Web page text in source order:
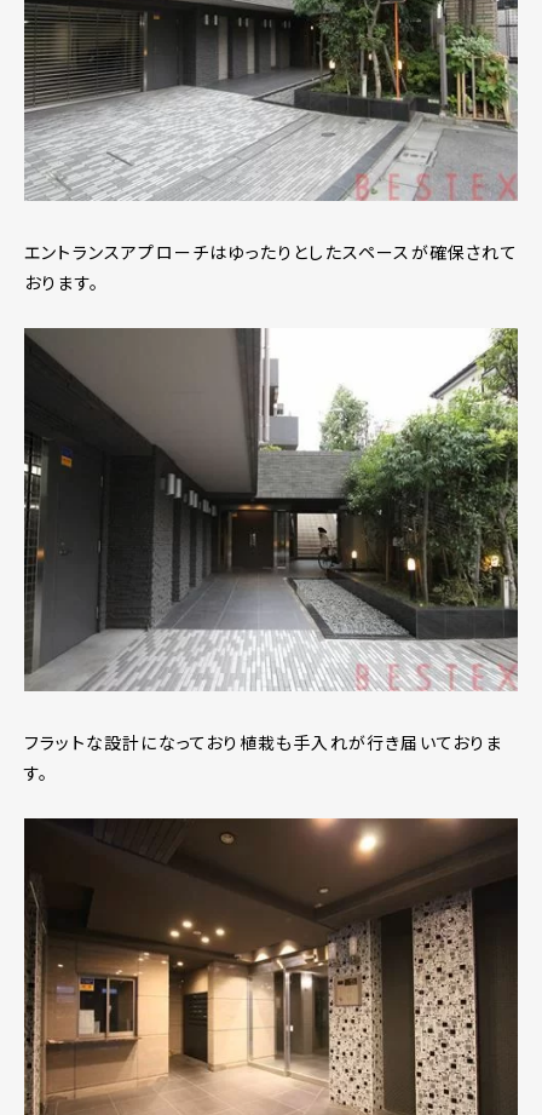
エントランスアプローチはゆったりとしたスペースが確保されて
おります。
フラットな設計になっており植栽も手入れが行き届いておりま
す。